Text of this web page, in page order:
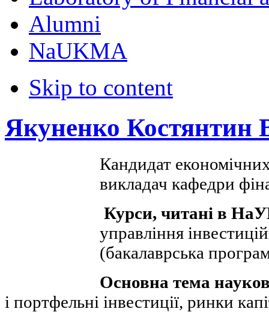
Alumni
NaUKMA
Skip to content
Якуненко Костянтин
Кандидат
викладач кафедри
Курси, читані в
управління
(бакалаврська
Основна тема
і портфельні інвестиції, ринки